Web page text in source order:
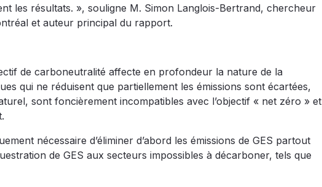
les résultats. », souligne M. Simon Langlois-Bertrand, chercheur
et auteur principal du rapport.
de carboneutralité affecte en profondeur la nature de la
qui ne réduisent que partiellement les émissions sont écartées,
sont foncièrement incompatibles avec l’objectif « net zéro » et
nécessaire d’éliminer d’abord les émissions de GES partout
de GES aux secteurs impossibles à décarboner, tels que